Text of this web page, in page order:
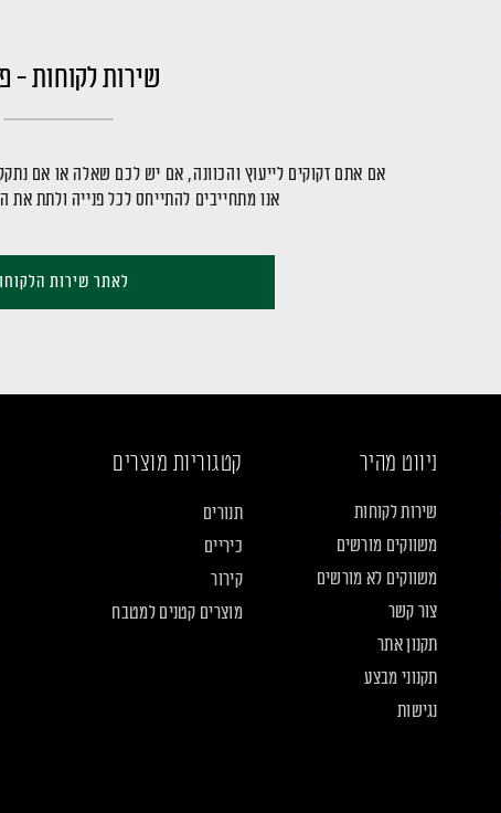
שירות לקוחות -
אם אתם זקוקים לייעוץ והכוונה, אם יש לכם שאלה או אם
אנו מתחייבים להתייחס לכל פנייה ולתת את
לאתר שירות
ניווט מהיר
שירות לקוחות
משווקים מורשים
משווקים לא מורשים
צור קשר
תקנון אתר
תקנוני מבצע
נגישות
קטגוריות מוצרים
תנורים
כיריים
קירור
מוצרים קטנים למטבח